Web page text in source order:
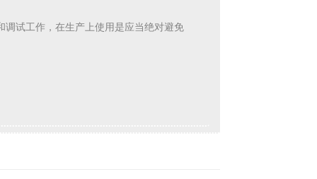
试工作，在生产上使用是应当绝对避免